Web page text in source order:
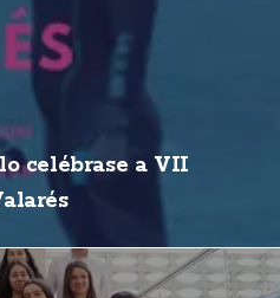
celébrase a VII